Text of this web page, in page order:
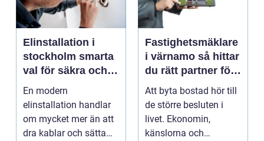
Elinstallation i
stockholm smarta
val för säkra och
energieffektiva
fastigheter
En modern
elinstallation handlar
om mycket mer än att
dra kablar och sätta
Fastighetsmäklare
i värnamo så hittar
du rätt partner för
din bostadsaffär
Att byta bostad hör till
de större besluten i
livet. Ekonomin,
känslorna och